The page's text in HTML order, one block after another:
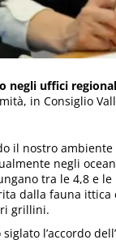
negli uffici
in Consiglio
il nostro
negli
tra le 4,8 e
dalla fauna
grillini.
l’accordo